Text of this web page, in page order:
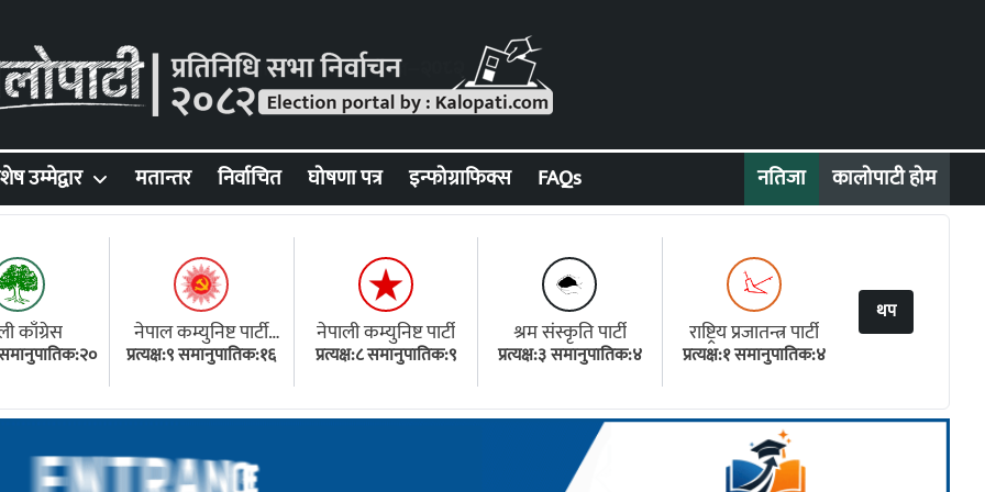
नतिजा कालोपाटी होम
उम्मेद्वार मतान्तर निर्वाचित घोषणा पत्र इन्फोग्राफिक्स FAQs
काँग्रेस
समानुपातिक:२०
नेपाल कम्युनिष्ट पार्टी
(एमाले)
प्रत्यक्ष:९ समानुपातिक:१६
नेपाली कम्युनिष्ट पार्टी
प्रत्यक्ष:८ समानुपातिक:९
श्रम संस्कृति पार्टी
प्रत्यक्ष:३ समानुपातिक:४
राष्ट्रिय प्रजातन्त्र पार्टी
प्रत्यक्ष:१ समानुपातिक:४
थप